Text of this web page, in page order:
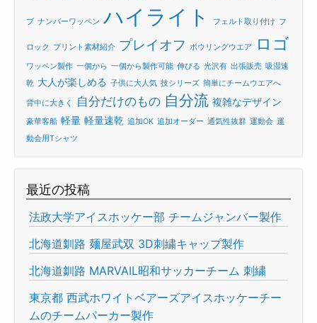
ブ ナンバーワッペン ハイライト フェルト取り付け フ
ロック プリント素材紹介 プレイオフ ボウリングウエア ロゴ
ワッペン製作 一個から 一個から製作可能 伸びる 光沢有 出張販売 吸湿速
乾 大人が楽しめる 子供に大人気 技シリーズ 簡単にチームウエアへ
背中に大きく 自分だけのもの 自分流 複雑なデザイン
豪華客船 軽量 軽量速乾 追加OK 追加オーダー 通気性抜群 運動会 運
動会用Tシャツ
最近の投稿
法政大学アイスホッケー部 チームジャンバー製作
北海道釧路 麺屋武双 3D刺繍キャップ製作
北海道釧路 MARVAIL昭和サッカーチーム 刺繍
東京都 西武ホワイトベアーズアイスホッケーチー
ムのチームパーカー製作